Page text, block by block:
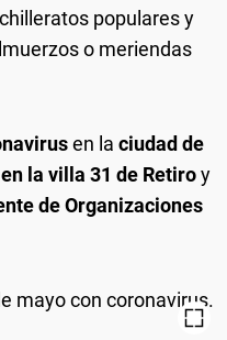
populares y
o meriendas
en la ciudad de
la villa 31 de Retiroy
de Organizaciones